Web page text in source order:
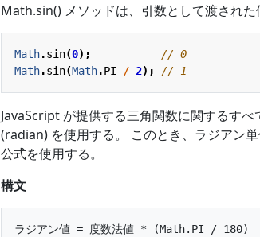
Math.sin() メソッドは、引数として渡された
Math.sin(0);
Math.sin(Math.PI / 2);
JavaScript が提供する三角関数に関するす
(radian) を使用する。 このとき、ラジアン
公式を使用する。
構文